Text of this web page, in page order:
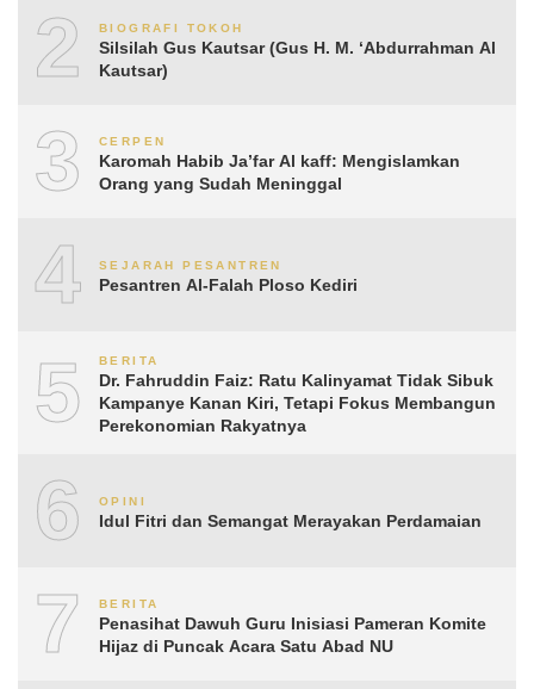
2 BIOGRAFI TOKOH
Silsilah Gus Kautsar (Gus H. M. ‘Abdurrahman Al
Kautsar)
3 CERPEN
Karomah Habib Ja’far Al kaff: Mengislamkan
Orang yang Sudah Meninggal
4 SEJARAH PESANTREN
Pesantren Al-Falah Ploso Kediri
5 BERITA
Dr. Fahruddin Faiz: Ratu Kalinyamat Tidak Sibuk
Kampanye Kanan Kiri, Tetapi Fokus Membangun
Perekonomian Rakyatnya
6 OPINI
Idul Fitri dan Semangat Merayakan Perdamaian
7 BERITA
Penasihat Dawuh Guru Inisiasi Pameran Komite
Hijaz di Puncak Acara Satu Abad NU